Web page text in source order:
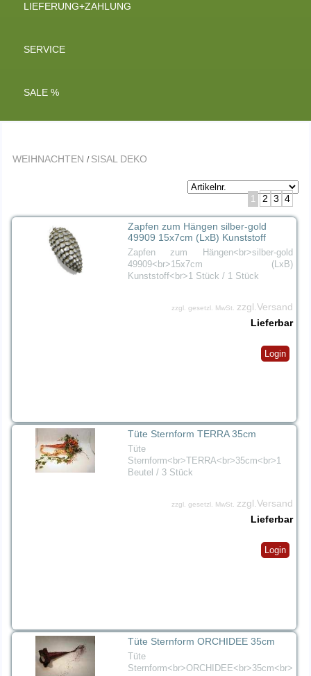
LIEFERUNG+ZAHLUNG
SERVICE
SALE %
WEIHNACHTEN / SISAL DEKO
1 2 3 4
Zapfen zum Hängen silber-gold
49909 15x7cm (LxB) Kunststoff
Zapfen zum Hängen<br>silber-gold
49909<br>15x7cm (LxB)
Kunststoff<br>1 Stück / 1 Stück
zzgl. gesetzl. MwSt.
zzgl.Versand
Lieferbar
Login
Tüte Sternform TERRA 35cm
Tüte
Sternform<br>TERRA<br>35cm<br>1
Beutel / 3 Stück
zzgl. gesetzl. MwSt. zzgl.Versand
Lieferbar
Login
Tüte Sternform ORCHIDEE 35cm
Tüte
Sternform<br>ORCHIDEE<br>35cm<br>1